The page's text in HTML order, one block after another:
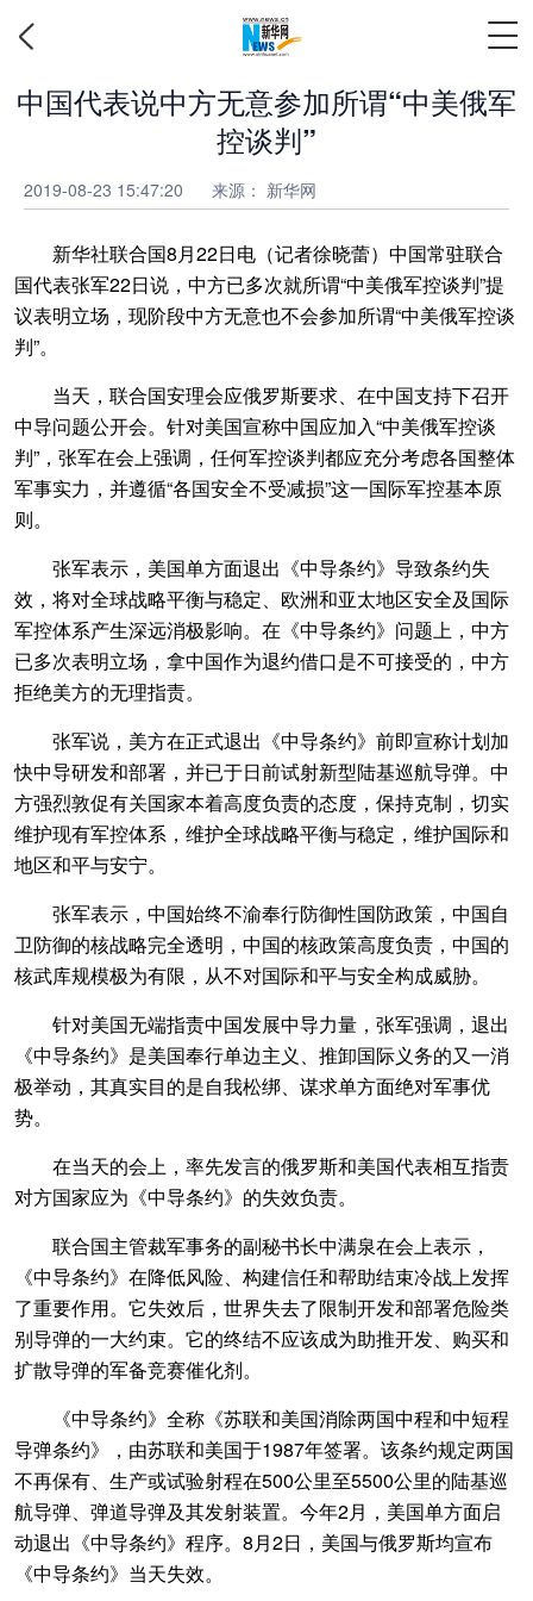
中国代表说中方无意参加所谓“中美俄军
控谈判”
2019-08-23 15:47:20 来源： 新华网
新华社联合国8月22日电（记者徐晓蕾）中国常驻联合
国代表张军22日说，中方已多次就所谓“中美俄军控谈判”提
议表明立场，现阶段中方无意也不会参加所谓“中美俄军控谈
判”。
当天，联合国安理会应俄罗斯要求、在中国支持下召开
中导问题公开会。针对美国宣称中国应加入“中美俄军控谈
判”，张军在会上强调，任何军控谈判都应充分考虑各国整体
军事实力，并遵循“各国安全不受减损”这一国际军控基本原
则。
张军表示，美国单方面退出《中导条约》导致条约失
效，将对全球战略平衡与稳定、欧洲和亚太地区安全及国际
军控体系产生深远消极影响。在《中导条约》问题上，中方
已多次表明立场，拿中国作为退约借口是不可接受的，中方
拒绝美方的无理指责。
张军说，美方在正式退出《中导条约》前即宣称计划加
快中导研发和部署，并已于日前试射新型陆基巡航导弹。中
方强烈敦促有关国家本着高度负责的态度，保持克制，切实
维护现有军控体系，维护全球战略平衡与稳定，维护国际和
地区和平与安宁。
张军表示，中国始终不渝奉行防御性国防政策，中国自
卫防御的核战略完全透明，中国的核政策高度负责，中国的
核武库规模极为有限，从不对国际和平与安全构成威胁。
针对美国无端指责中国发展中导力量，张军强调，退出
《中导条约》是美国奉行单边主义、推卸国际义务的又一消
极举动，其真实目的是自我松绑、谋求单方面绝对军事优
势。
在当天的会上，率先发言的俄罗斯和美国代表相互指责
对方国家应为《中导条约》的失效负责。
联合国主管裁军事务的副秘书长中满泉在会上表示，
《中导条约》在降低风险、构建信任和帮助结束冷战上发挥
了重要作用。它失效后，世界失去了限制开发和部署危险类
别导弹的一大约束。它的终结不应该成为助推开发、购买和
扩散导弹的军备竞赛催化剂。
《中导条约》全称《苏联和美国消除两国中程和中短程
导弹条约》，由苏联和美国于1987年签署。该条约规定两国
不再保有、生产或试验射程在500公里至5500公里的陆基巡
航导弹、弹道导弹及其发射装置。今年2月，美国单方面启
动退出《中导条约》程序。8月2日，美国与俄罗斯均宣布
《中导条约》当天失效。